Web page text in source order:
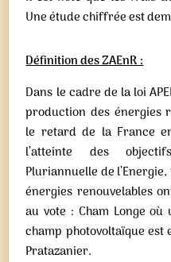
Une étude chiffrée est
Définition des ZAEnR :
Dans le cadre de la loi
production des énergies
le retard de la France
l’atteinte des
Pluriannuelle de
énergies renouvelables
au vote : Cham Longe où
champ photovoltaïque
Pratazanier.